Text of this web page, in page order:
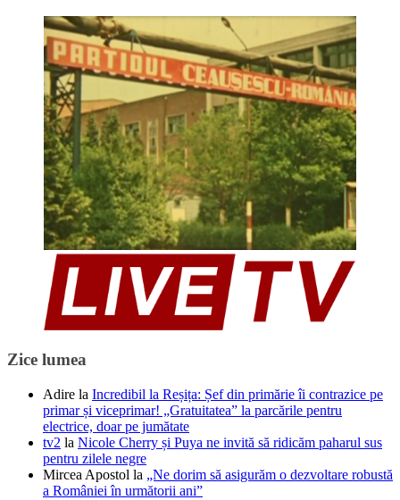
Zice lumea
Adire la Incredibil la Reșița: Șef din primărie îi contrazice pe
primar și viceprimar! „Gratuitatea” la parcările pentru
electrice, doar pe jumătate
tv2 la Nicole Cherry și Puya ne invită să ridicăm paharul sus
pentru zilele negre
Mircea Apostol la „Ne dorim să asigurăm o dezvoltare robustă
a României în următorii ani”